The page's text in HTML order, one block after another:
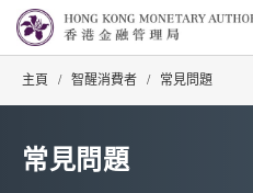
主頁 / 智醒消費者 / 常見問題
常見問題